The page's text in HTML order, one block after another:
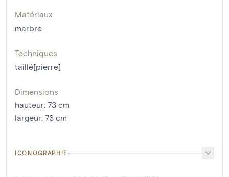
Matériaux
marbre
Techniques
taillé[pierre]
Dimensions
hauteur: 73 cm
largeur: 73 cm
ICONOGRAPHIE